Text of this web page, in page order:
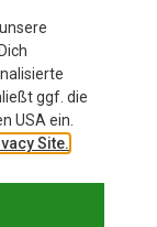
Kunde
ggf. die
USA ein.
Site.